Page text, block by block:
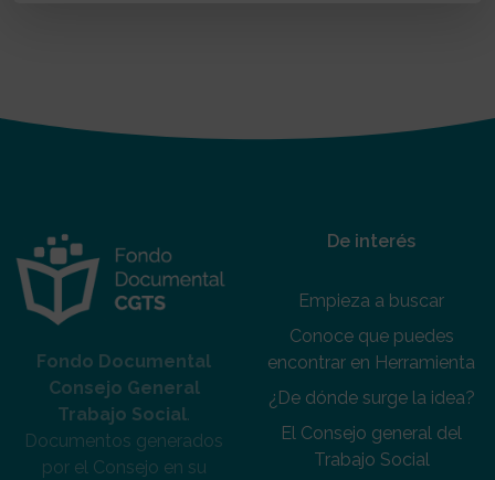
Fondo Documental
Consejo General
Trabajo Social.
Documentos generados
por el Consejo en su
De interés
Empieza a buscar
Conoce que puedes
encontrar en Herramienta
¿De dónde surge la idea?
El Consejo general del
Trabajo Social